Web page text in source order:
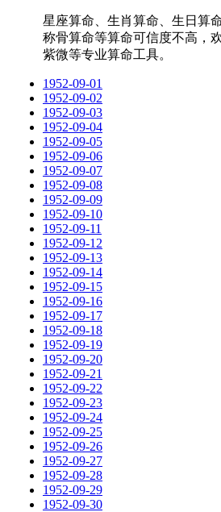
星座算命、生肖算命、生日算
称骨算命等算命可信度不高，
紫微等专业算命工具。
1952-09-01
1952-09-02
1952-09-03
1952-09-04
1952-09-05
1952-09-06
1952-09-07
1952-09-08
1952-09-09
1952-09-10
1952-09-11
1952-09-12
1952-09-13
1952-09-14
1952-09-15
1952-09-16
1952-09-17
1952-09-18
1952-09-19
1952-09-20
1952-09-21
1952-09-22
1952-09-23
1952-09-24
1952-09-25
1952-09-26
1952-09-27
1952-09-28
1952-09-29
1952-09-30